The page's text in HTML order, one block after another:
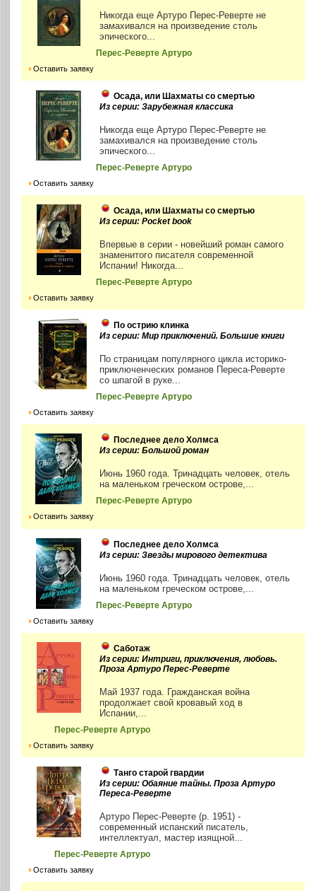
Никогда еще Артуро Перес-Реверте не
замахивался на произведение столь
эпического...
Перес-Реверте Артуро
Оставить заявку
Осада, или Шахматы со смертью
Из серии: Зарубежная классика
Никогда еще Артуро Перес-Реверте не
замахивался на произведение столь
эпического...
Перес-Реверте Артуро
Оставить заявку
Осада, или Шахматы со смертью
Из серии: Pocket book
Впервые в серии - новейший роман самого
знаменитого писателя современной
Испании! Никогда...
Перес-Реверте Артуро
Оставить заявку
По острию клинка
Из серии: Мир приключений. Большие книги
По страницам популярного цикла историко-
приключенческих романов Переса-Реверте
со шпагой в руке...
Перес-Реверте Артуро
Оставить заявку
Последнее дело Холмса
Из серии: Большой роман
Июнь 1960 года. Тринадцать человек, отель
на маленьком греческом острове,...
Перес-Реверте Артуро
Оставить заявку
Последнее дело Холмса
Из серии: Звезды мирового детектива
Июнь 1960 года. Тринадцать человек, отель
на маленьком греческом острове,...
Перес-Реверте Артуро
Оставить заявку
Саботаж
Из серии: Интриги, приключения, любовь.
Проза Артуро Перес-Реверте
Май 1937 года. Гражданская война
продолжает свой кровавый ход в
Испании,...
Перес-Реверте Артуро
Оставить заявку
Танго старой гвардии
Из серии: Обаяние тайны. Проза Артуро
Переса-Реверте
Артуро Перес-Реверте (р. 1951) -
современный испанский писатель,
интеллектуал, мастер изящной...
Перес-Реверте Артуро
Оставить заявку